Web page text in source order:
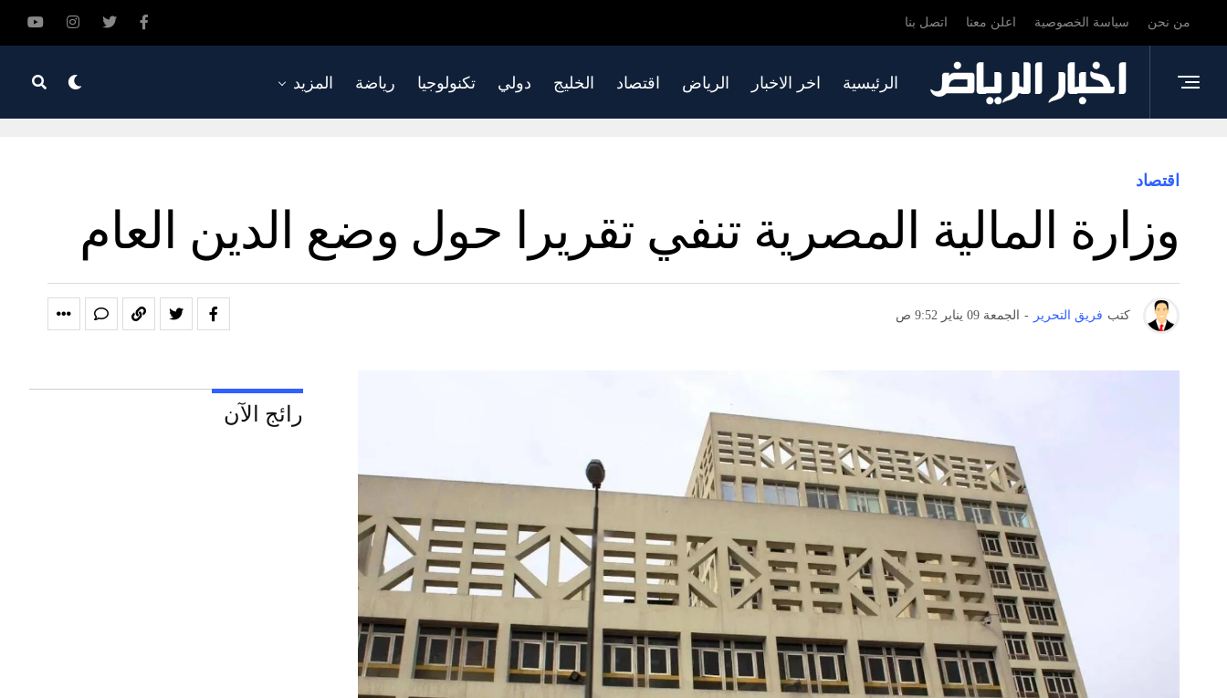
من نحن سياسة الخصوصية اعلن معنا اتصل بنا
الرئيسية اخر الاخبار الرياض اقتصاد الخليج دولي تكنولوجيا رياضة المزيد
اقتصاد
وزارة المالية المصرية تنفي تقريرا حول وضع الدين العام
كتب فريق التحرير - الجمعة 09 يناير 9:52 ص
رائج الآن